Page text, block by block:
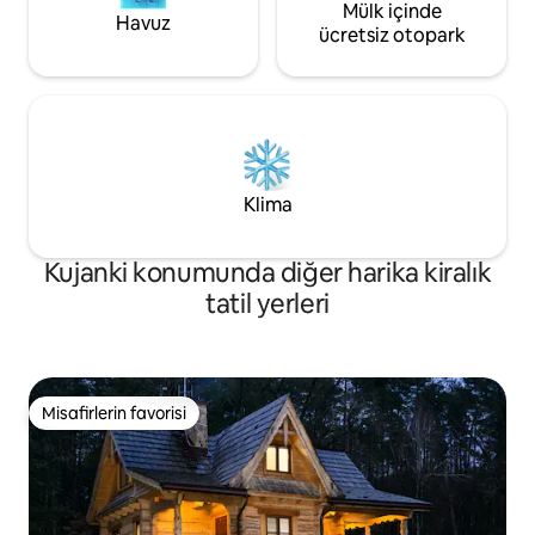
Havuz
Mülk içinde
ücretsiz otopark
Klima
Kujanki konumunda diğer harika kiralık
tatil yerleri
Misafirlerin favorisi
Misafirlerin favorisi